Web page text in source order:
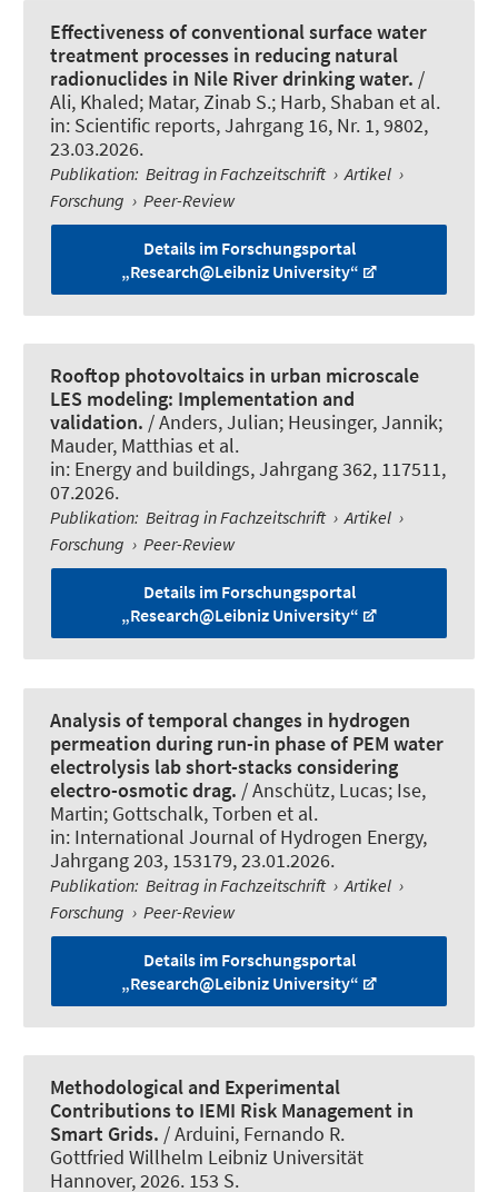
Effectiveness of conventional surface water
treatment processes in reducing natural
radionuclides in Nile River drinking water. /
Ali, Khaled; Matar, Zinab S.; Harb, Shaban et al.
in: Scientific reports, Jahrgang 16, Nr. 1, 9802,
23.03.2026.
Publikation: Beitrag in Fachzeitschrift › Artikel ›
Forschung › Peer-Review
Details im Forschungsportal
„Research@Leibniz University“
Rooftop photovoltaics in urban microscale
LES modeling: Implementation and
validation. / Anders, Julian; Heusinger, Jannik;
Mauder, Matthias et al.
in: Energy and buildings, Jahrgang 362, 117511,
07.2026.
Publikation: Beitrag in Fachzeitschrift › Artikel ›
Forschung › Peer-Review
Details im Forschungsportal
„Research@Leibniz University“
Analysis of temporal changes in hydrogen
permeation during run-in phase of PEM water
electrolysis lab short-stacks considering
electro-osmotic drag. / Anschütz, Lucas; Ise,
Martin; Gottschalk, Torben et al.
in: International Journal of Hydrogen Energy,
Jahrgang 203, 153179, 23.01.2026.
Publikation: Beitrag in Fachzeitschrift › Artikel ›
Forschung › Peer-Review
Details im Forschungsportal
„Research@Leibniz University“
Methodological and Experimental
Contributions to IEMI Risk Management in
Smart Grids. / Arduini, Fernando R.
Gottfried Willhelm Leibniz Universität
Hannover, 2026. 153 S.